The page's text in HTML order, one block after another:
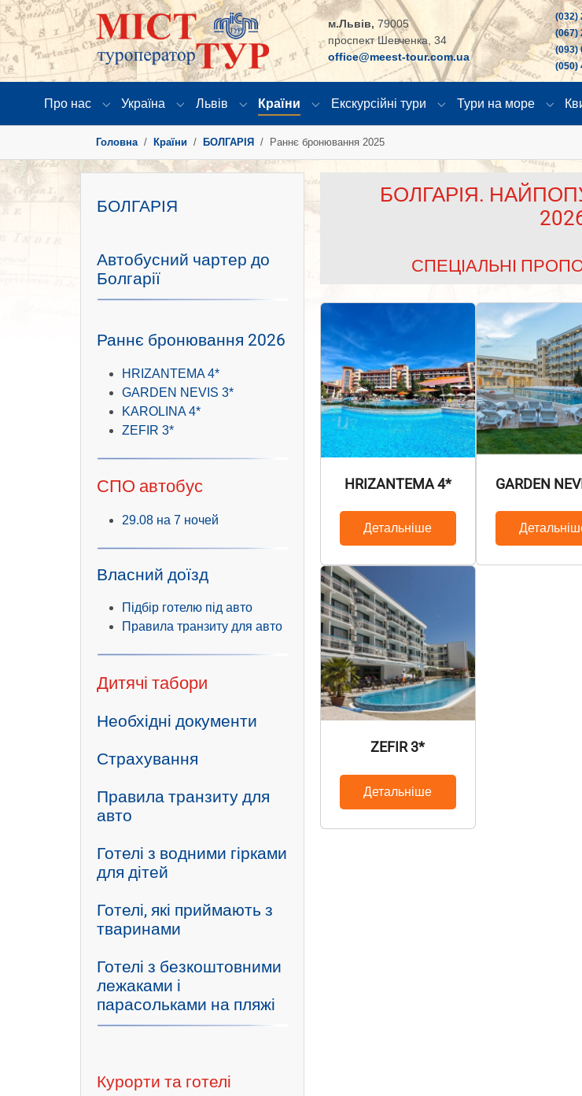
м.Львів, 79005
проспект Шевченка, 34
office@meest-tour.com.ua
(032)
(067)
(093)
(050)
Про нас
Submenu for "Про нас"
Україна
Submenu for "Україна"
Львів
Submenu for "Львів"
Країни
Submenu for "Країни"
Екскурсійні тури
Submenu for "Екскурсійні
Тури на море
Головна
Країни БОЛГАРІЯ Раннє бронювання 2025
БОЛГАРІЯ
Автобусний чартер до
Болгарії
Раннє бронювання 2026
HRIZANTEMA 4*
GARDEN NEVIS 3*
KAROLINA 4*
ZEFIR 3*
СПО автобус
29.08 на 7 ночей
Власний доїзд
Підбір готелю під авто
Правила транзиту для авто
Дитячі табори
Необхідні документи
Страхування
Правила транзиту для
авто
Готелі з водними гірками
для дітей
Готелі, які приймають з
тваринами
Готелі з безкоштовними
лежаками і
парасольками на пляжі
Курорти та готелі
БОЛГАРІЯ.
СПЕЦІАЛЬНІ
HRIZANTEMA 4*
Детальніше
GARDEN
ZEFIR 3*
Детальніше